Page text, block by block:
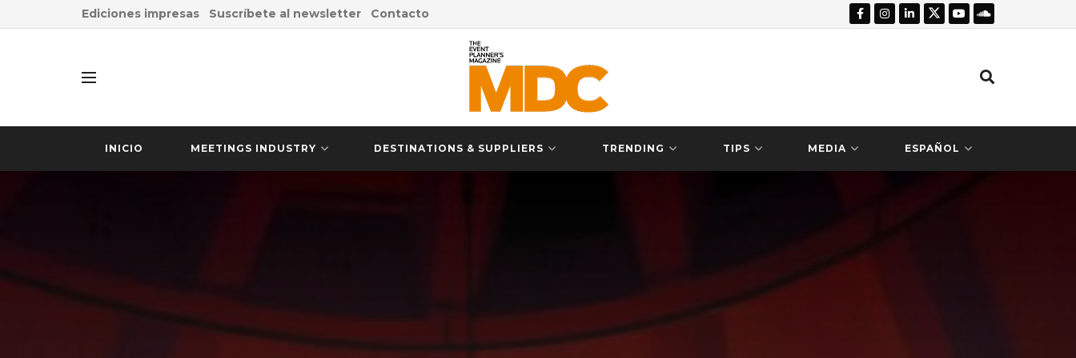
Ediciones impresas Suscríbete al newsletter Contacto
INICIO MEETINGS INDUSTRY DESTINATIONS & SUPPLIERS TRENDING TIPS MEDIA ESPAÑOL